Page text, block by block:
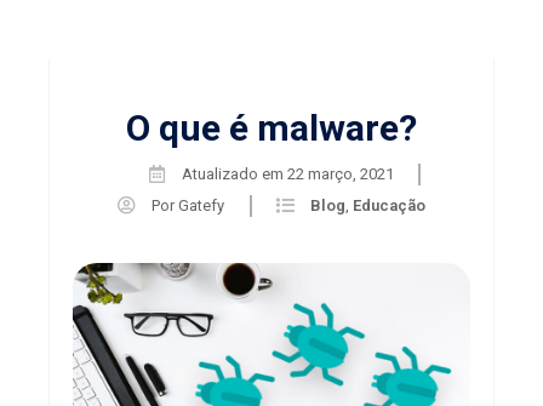
O que é malware?
Atualizado em 22 março, 2021
PorGatefy Blog Educação